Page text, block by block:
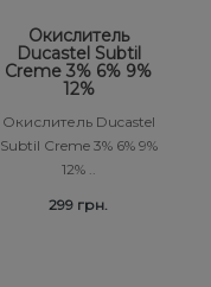
Окислитель
Ducastel Subtil
Creme 3% 6% 9%
12%
Окислитель Ducastel
Subtil Creme 3% 6% 9%
12% ..
299 грн.